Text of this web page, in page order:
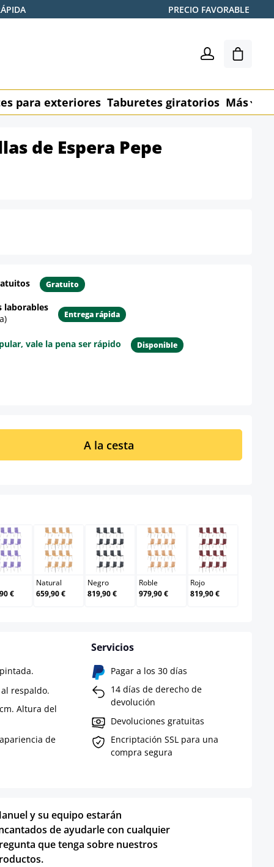
PRECIO FAVORABLE
El
para exteriores Taburetes giratorios Más
de Espera Pepe
Gratuito
laborables
Entrega rápida
vale la pena ser rápido Disponible
el producto
introduce la cantidad deseada o
A la cesta
Lila
€
Natural
Natural
659,90 €
Negro
Negro
819,90 €
Roble
Roble
979,90 €
Rojo
Rojo
819,90 €
respaldo.
Altura del
de
Servicios
Pagar a los 30 días
14 días de derecho de
devolución
Devoluciones gratuitas
Encriptación SSL para una
compra segura
y su equipo estarán
de ayudarle con cualquier
que tenga sobre nuestros